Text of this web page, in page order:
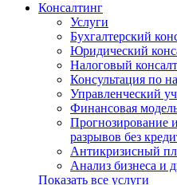
Консалтинг
Услуги
Бухгалтерский
Юридический
Налоговый
Консультация по
Управленческий
Финансовая
Прогнозирование
разрывов без
Антикризисный
Анализ бизнеса и
Показать все услуги